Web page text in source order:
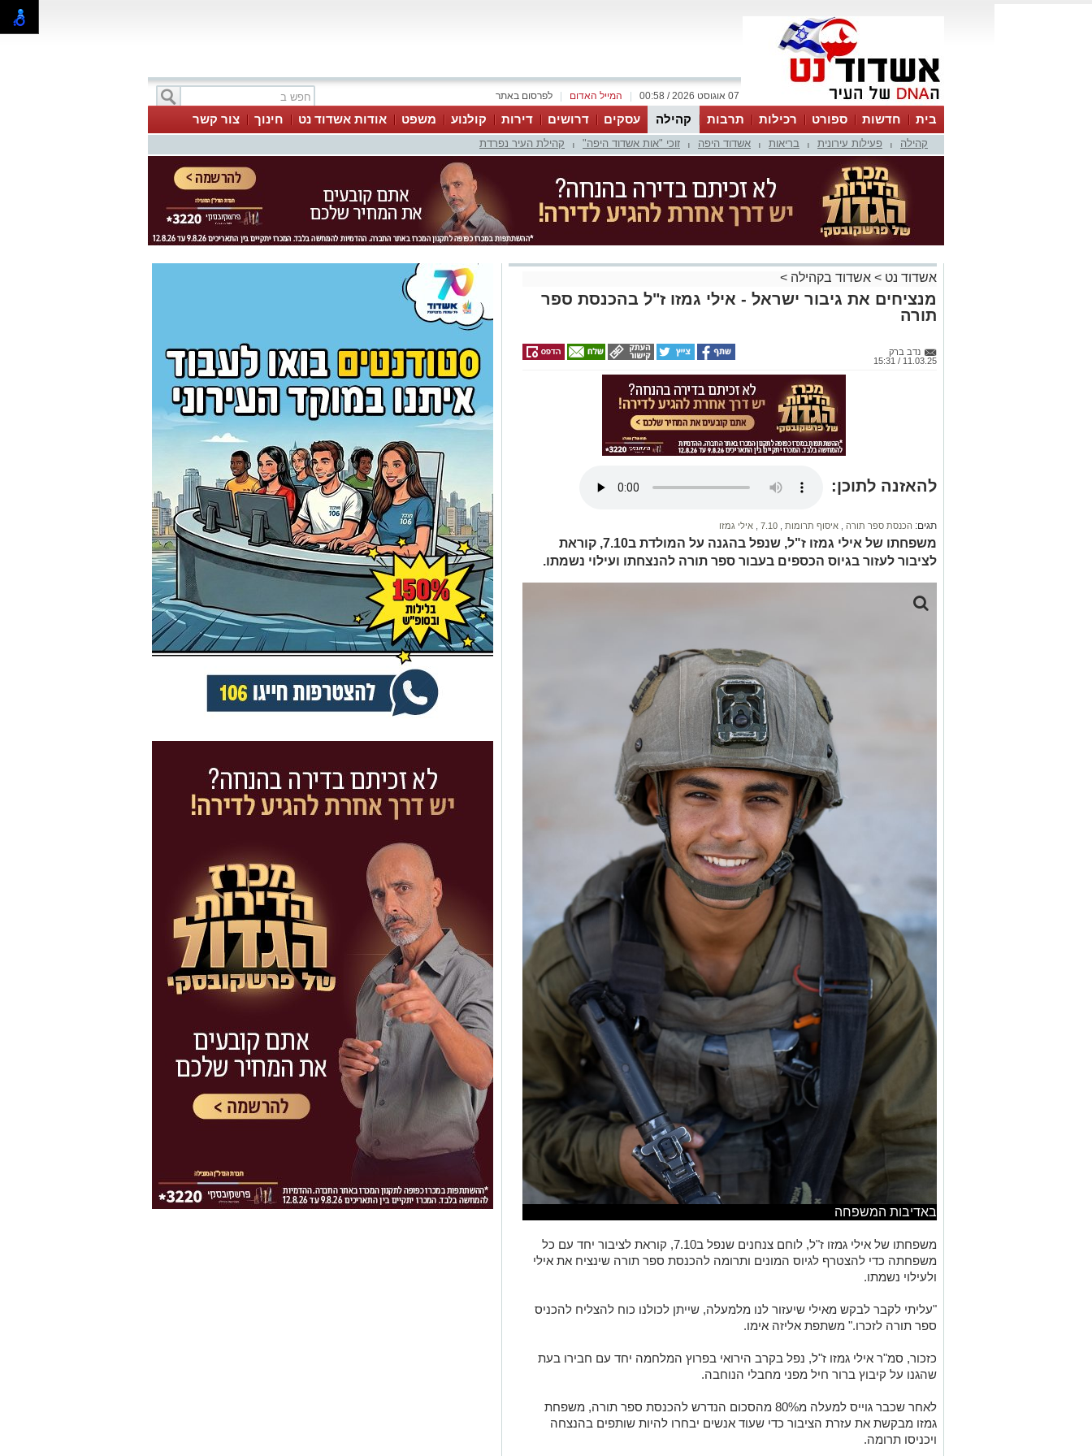
לפרסום באתר המייל האדום 07 אוגוסט 2026 / 00:58
בית חדשות ספורט רכילות תרבות קהילה עסקים דרושים דירות קולנוע משפט אודות אשדוד נט חינוך צור קשר
קהילה פעילות עירונית בריאות אשדוד היפה זוכי "אות אשדוד היפה" קהילת העיר נפרדת
אשדוד נט > אשדוד בקהילה >
מנציחים את גיבור ישראל - אילי גמזו ז"ל בהכנסת ספר
תורה
נדב ברק
11.03.25 / 15:31
להאזנה לתוכן:
תגים: הכנסת ספר תורה איסוף תרומות 7.10 אילי גמזו
משפחתו של אילי גמזו ז"ל, שנפל בהגנה על המולדת ב7.10, קוראת
לציבור לעזור בגיוס הכספים בעבור ספר תורה להנצחתו ועילוי נשמתו.
באדיבות המשפחה
משפחתו של אילי גמזו ז"ל, לוחם צנחנים שנפל ב7.10, קוראת לציבור יחד עם כל
משפחתה כדי להצטרף לגיוס המונים ותרומה להכנסת ספר תורה שינציח את אילי
ולעילוי נשמתו.
"עליתי לקבר לבקש מאילי שיעזור לנו מלמעלה, שייתן לכולנו כוח להצליח להכניס
ספר תורה לזכרו." משתפת אליזה אימו.
כזכור, סמ"ר אילי גמזו ז"ל, נפל בקרב הירואי בפרוץ המלחמה יחד עם חבירו בעת
שהגנו על קיבוץ ברור חיל מפני מחבלי הנוחבה.
לאחר שכבר גוייס למעלה מ80% מהסכום הנדרש להכנסת ספר תורה, משפחת
גמזו מבקשת את עזרת הציבור כדי שעוד אנשים יבחרו להיות שותפים בהנצחה
ויכניסו תרומה.